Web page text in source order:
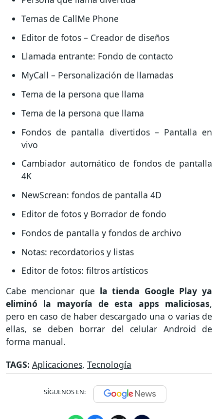
Temas de CallMe Phone
Editor de fotos – Creador de diseños
Llamada entrante: Fondo de contacto
MyCall – Personalización de llamadas
Tema de la persona que llama
Tema de la persona que llama
Fondos de pantalla divertidos – Pantalla en
vivo
Cambiador automático de fondos de pantalla
4K
NewScrean: fondos de pantalla 4D
Editor de fotos y Borrador de fondo
Fondos de pantalla y fondos de archivo
Notas: recordatorios y listas
Editor de fotos: filtros artísticos
Cabe mencionar que la tienda Google Play ya
eliminó la mayoría de esta apps maliciosas,
pero en caso de haber descargado una o varias de
ellas, se deben borrar del celular Android de
forma manual.
TAGS: Aplicaciones, Tecnología
SÍGUENOS EN: